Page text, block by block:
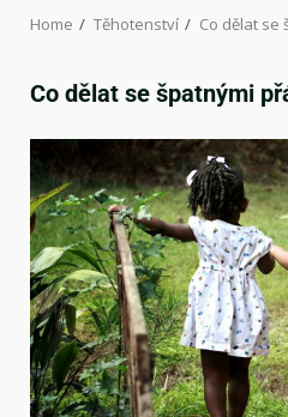
Home Těhotenství Co dělat se
Co dělat se špatnými